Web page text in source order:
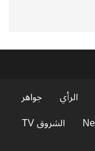
الرأي
جواهر
الشروق TV